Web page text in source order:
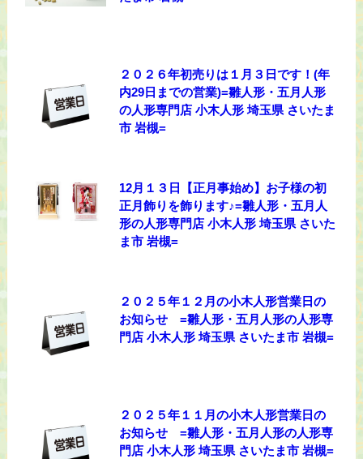
２０２６年初売りは１月３日です！(年
内29日までの営業)=雛人形・五月人形
の人形専門店 小木人形 埼玉県 さいたま
市 岩槻=
12月１３日【正月事始め】お子様の初
正月飾りを飾ります♪=雛人形・五月人
形の人形専門店 小木人形 埼玉県 さいた
ま市 岩槻=
２０２５年１２月の小木人形営業日の
お知らせ =雛人形・五月人形の人形専
門店 小木人形 埼玉県 さいたま市 岩槻=
２０２５年１１月の小木人形営業日の
お知らせ =雛人形・五月人形の人形専
門店 小木人形 埼玉県 さいたま市 岩槻=